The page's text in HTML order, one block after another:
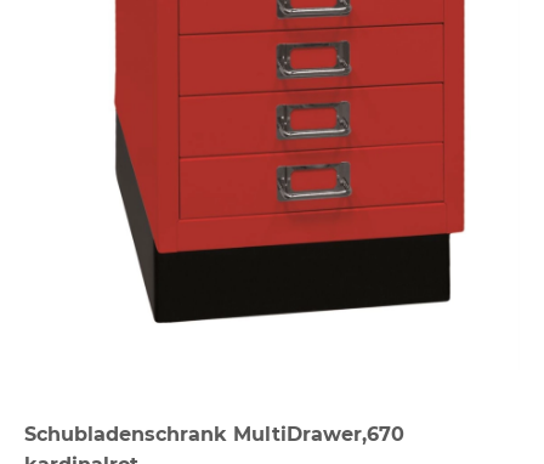
Schubladenschrank MultiDrawer,670